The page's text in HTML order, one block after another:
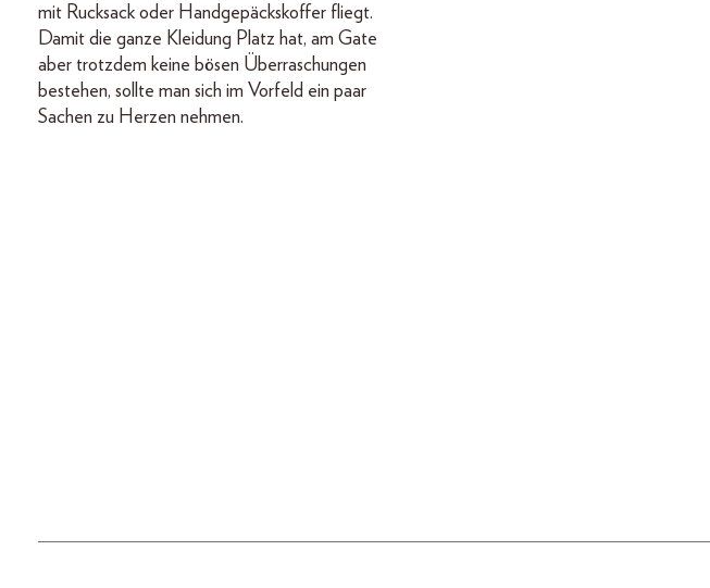
mit Rucksack oder Handgepäckskoffer fliegt.
Damit die ganze Kleidung Platz hat, am Gate
aber trotzdem keine bösen Überraschungen
bestehen, sollte man sich im Vorfeld ein paar
Sachen zu Herzen nehmen.